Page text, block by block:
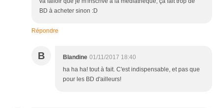
BD à acheter sinon :D
Répondre
B Blandine 01/11/2017 18:40
ha ha ha! tout à fait. C'est indispensable, et pas que
pour les BD d'ailleurs!